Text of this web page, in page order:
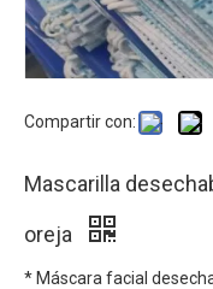
Compartir con:
Mascarilla
oreja
* Máscara facial